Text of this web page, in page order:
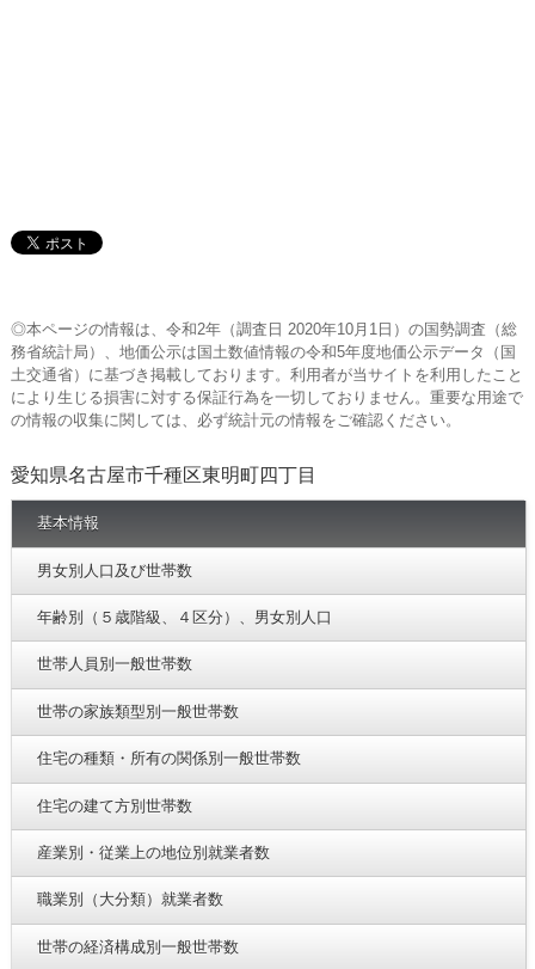
◎本ページの情報は、令和2年（調査日 2020年10月1日）の国勢調査（総
務省統計局）、地価公示は国土数値情報の令和5年度地価公示データ（国
土交通省）に基づき掲載しております。利用者が当サイトを利用したこと
により生じる損害に対する保証行為を一切しておりません。重要な用途で
の情報の収集に関しては、必ず統計元の情報をご確認ください。
愛知県名古屋市千種区東明町四丁目
基本情報
男女別人口及び世帯数
年齢別（５歳階級、４区分）、男女別人口
世帯人員別一般世帯数
世帯の家族類型別一般世帯数
住宅の種類・所有の関係別一般世帯数
住宅の建て方別世帯数
産業別・従業上の地位別就業者数
職業別（大分類）就業者数
世帯の経済構成別一般世帯数